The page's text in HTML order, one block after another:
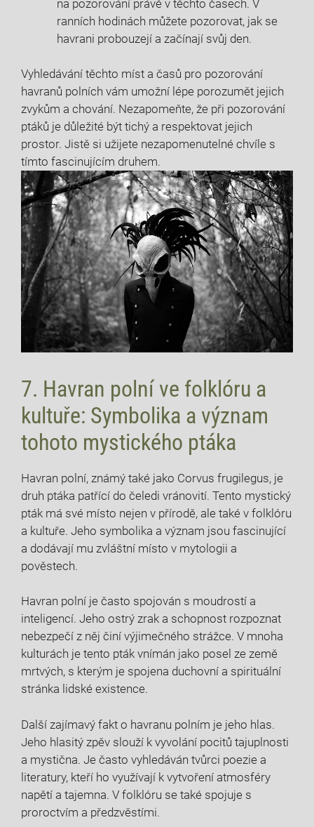
na pozorování právě v těchto časech. V
ranních hodinách můžete pozorovat, jak se
havrani probouzejí a začínají svůj den.
Vyhledávání těchto míst a časů pro pozorování
havranů polních vám umožní lépe porozumět jejich
zvykům a chování. Nezapomeňte, že při pozorování
ptáků je důležité být tichý a respektovat jejich
prostor. Jistě si užijete nezapomenutelné chvíle s
tímto fascinujícím druhem.
7. Havran polní ve folklóru a
kultuře: Symbolika a význam
tohoto mystického ptáka
Havran polní, známý také jako Corvus frugilegus, je
druh ptáka patřící do čeledi vránovití. Tento mystický
pták má své místo nejen v přírodě, ale také v folklóru
a kultuře. Jeho symbolika a význam jsou fascinující
a dodávají mu zvláštní místo v mytologii a
pověstech.
Havran polní je často spojován s moudrostí a
inteligencí. Jeho ostrý zrak a schopnost rozpoznat
nebezpečí z něj činí výjimečného strážce. V mnoha
kulturách je tento pták vnímán jako posel ze země
mrtvých, s kterým je spojena duchovní a spirituální
stránka lidské existence.
Další zajímavý fakt o havranu polním je jeho hlas.
Jeho hlasitý zpěv slouží k vyvolání pocitů tajuplnosti
a mystična. Je často vyhledáván tvůrci poezie a
literatury, kteří ho využívají k vytvoření atmosféry
napětí a tajemna. V folklóru se také spojuje s
proroctvím a předzvěstími.